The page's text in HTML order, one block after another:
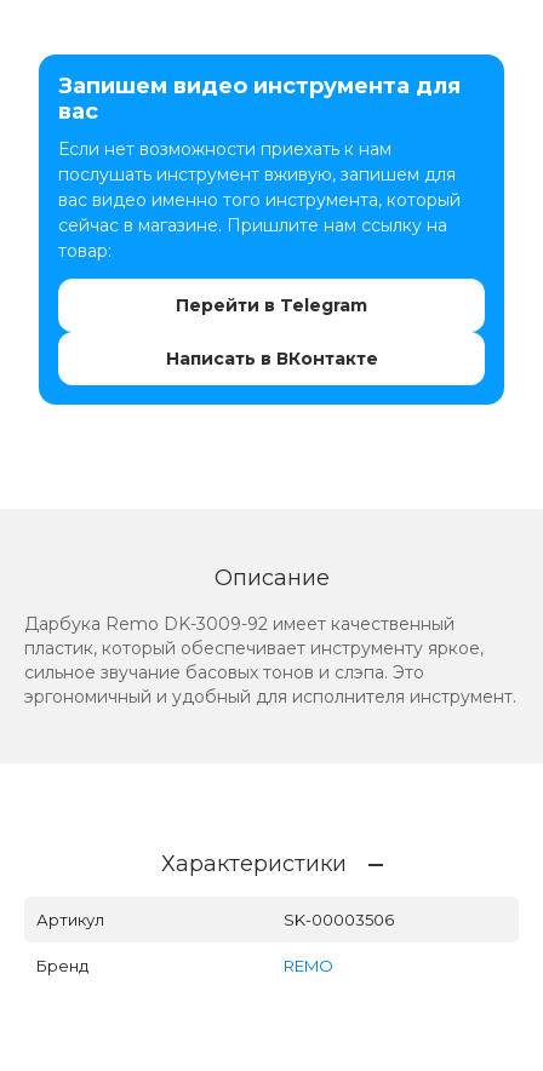
Запишем видео инструмента для
вас
Если нет возможности приехать к нам
послушать инструмент вживую, запишем для
вас видео именно того инструмента, который
сейчас в магазине. Пришлите нам ссылку на
товар:
Перейти в Telegram
Написать в ВКонтакте
Описание
Дарбука Remo DK-3009-92 имеет качественный
пластик, который обеспечивает инструменту яркое,
сильное звучание басовых тонов и слэпа. Это
эргономичный и удобный для исполнителя инструмент.
Характеристики
Артикул SK-00003506
Бренд REMO